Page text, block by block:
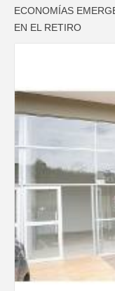
ECONOMÍAS
EN EL RETIRO